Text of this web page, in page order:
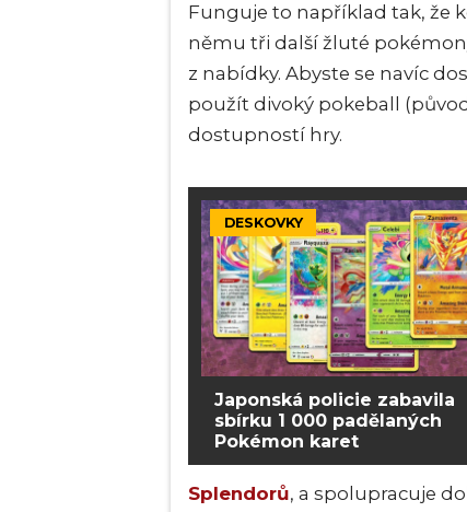
Funguje to například tak, že
němu tři další žluté
z nabídky. Abyste se navíc
použít divoký pokeball
dostupností hry.
DESKOVKY
Japonská policie zabavila
sbírku 1 000 padělaných
Pokémon karet
Splendorů, a spolupracuje